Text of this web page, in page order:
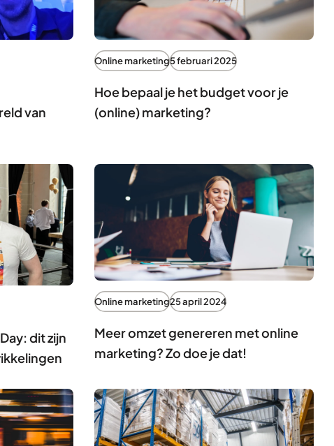
van
Online marketing5 februari 2025
Hoe bepaal je het budget voor je
(online) marketing?
dit zijn
Online marketing25 april 2024
Meer omzet genereren met online
marketing? Zo doe je dat!